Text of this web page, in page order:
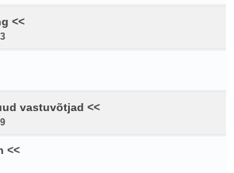
<<
vastuvõtjad <<
<<